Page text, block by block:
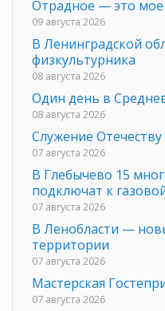
Отрадное — это мое
09 августа 2026
В Ленинградской
физкультурника
08 августа 2026
Один день в
08 августа 2026
Служение
07 августа 2026
В Глебычево 15
подключат к
07 августа 2026
В Ленобласти —
территории
07 августа 2026
Мастерская
07 августа 2026